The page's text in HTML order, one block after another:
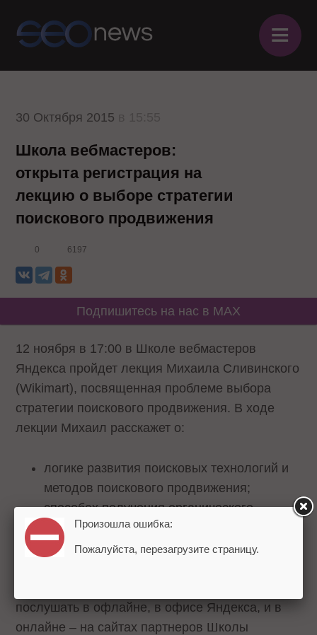
≡
30 Октября 2015
Школа вебмастеров:
открыта регистрация на
лекцию о выборе стратегии
поискового продвижения
0 6197
Подпишитесь на нас в MAX
12 ноября в 17:00 в Школе вебмастеров
Яндекса пройдет лекция Михаила Сливинского
(Wikimart), посвященная проблеме выбора
стратегии поискового продвижения. В ходе
лекции Михаил расскажет о:
логике развития поисковых технологий и
методов поискового продвижения;
способах получения органического
трафика;
причинах попадания сайтов под санкции.
послушать в офлайне, в офисе Яндекса, и в
онлайне – на сайтах партнеров Школы
Произошла ошибка:
Пожалуйста, перезагрузите страницу.